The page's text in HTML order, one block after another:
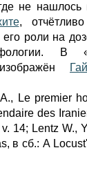
не нашлось
,
роли на
В
Le premier
des
14; Lentz W.,
в сб.: A